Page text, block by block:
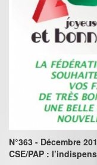
N°363 - Décembre
CSE/PAP :